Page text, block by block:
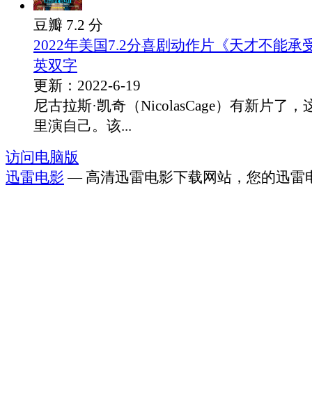
豆瓣 7.2 分
2022年美国7.2分喜剧动作片《天才不能承
英双字
更新：2022-6-19
尼古拉斯·凯奇（NicolasCage）有新片了，
里演自己。该...
访问电脑版
迅雷电影 — 高清迅雷电影下载网站，您的迅雷